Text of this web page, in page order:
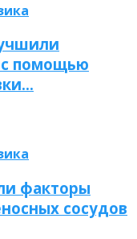
с помощью
факторы
сосудов